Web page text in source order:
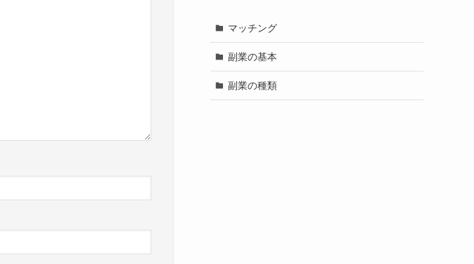
マッチング
副業の基本
副業の種類